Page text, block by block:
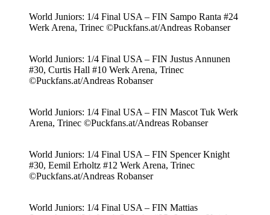
World Juniors: 1/4 Final USA – FIN Sampo Ranta #24
Werk Arena, Trinec ©Puckfans.at/Andreas Robanser
World Juniors: 1/4 Final USA – FIN Justus Annunen
#30, Curtis Hall #10 Werk Arena, Trinec
©Puckfans.at/Andreas Robanser
World Juniors: 1/4 Final USA – FIN Mascot Tuk Werk
Arena, Trinec ©Puckfans.at/Andreas Robanser
World Juniors: 1/4 Final USA – FIN Spencer Knight
#30, Eemil Erholtz #12 Werk Arena, Trinec
©Puckfans.at/Andreas Robanser
World Juniors: 1/4 Final USA – FIN Mattias